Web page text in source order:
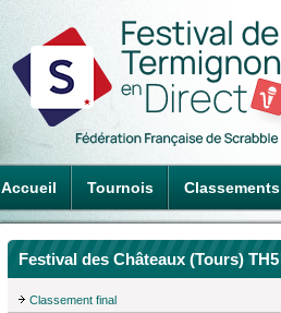
Accueil Tournois Classements
Festival des Châteaux (Tours) TH5
Classement final